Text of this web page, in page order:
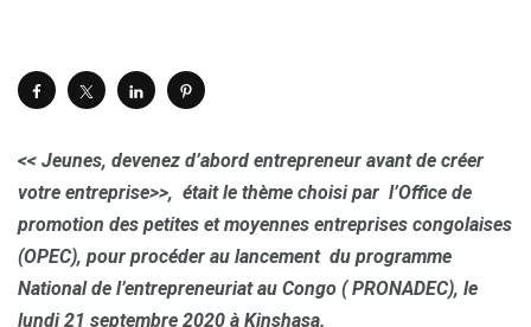
<< Jeunes, devenez d’abord entrepreneur avant de créer
votre entreprise>>, était le thème choisi par l’Office de
promotion des petites et moyennes entreprises congolaises
(OPEC), pour procéder au lancement du programme
National de l’entrepreneuriat au Congo ( PRONADEC), le
lundi 21 septembre 2020 à Kinshasa.